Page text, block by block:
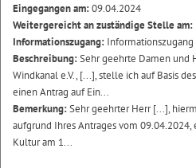
Eingegangen am:09.04.2024
Weitergereicht an zuständige Stelle am:
Informationszugang:
Beschreibung:Sehr geehrte Damen und
Windkanal e.V., [...], stelle ich auf Basis
einen Antrag auf Ein...
Bemerkung:Sehr geehrter Herr [...],
aufgrund Ihres Antrages vom
Kultur am 1...